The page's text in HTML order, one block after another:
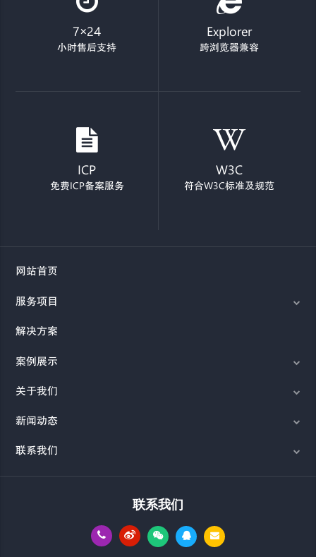
7×24
小时售后支持
Explorer
跨浏览器兼容
ICP
免费ICP备案服务
W3C
符合W3C标准及规范
网站首页
服务项目
解决方案
案例展示
关于我们
新闻动态
联系我们
联系我们